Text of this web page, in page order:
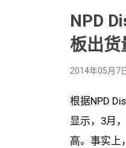
NPD
板出货
2014年05月7
根据NPD
显示，3月
高。事实上